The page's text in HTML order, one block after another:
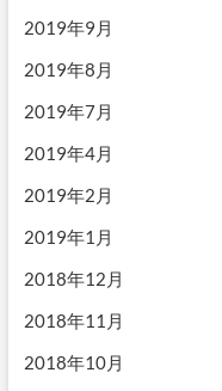
2019年9月
2019年8月
2019年7月
2019年4月
2019年2月
2019年1月
2018年12月
2018年11月
2018年10月